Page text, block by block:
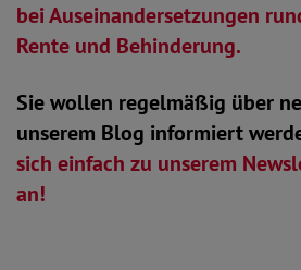
bei Auseinandersetzungen
Rente und Behinderung.
Sie wollen regelmäßig über
unserem Blog informiert
sich einfach zu unserem
an!